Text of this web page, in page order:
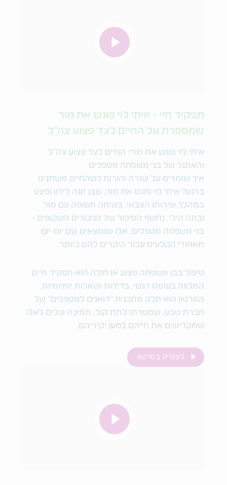
תפקיד חיי - איתי לוי פוגש את מור
שמספרת על החיים לצד פצוע צה"ל
איתי לוי פוגש את מור: החיים לצד פצוע צה"ל
והאתגר של בני משפחה מטפלים
איך שומרים על שגרה והורות כשהחיים משתנים
ברגע? איתי לוי פוגש את מור, שבן זוגה לירון נפצע
במהלך שירותו הצבאי. בשיחה חשופה עם מור
ובתה הילי, נחשף הסיפור של הגיבורים השקופים -
בני משפחה מטפלים, אלו שנמצאים שם יום-יום
מאחורי הקלעים עבור היקרים להם ביותר.
טיפול בבן משפחה פצוע או חולה הוא תפקיד חיים
המלווה בעומס רגשי, בדידות ושאלות יומיומיות.
הסרטון הוא חלק מתכנית "דואגים למטפלים" של
חברת טבע, שמטרתו לתת קול, תמיכה וכלים לאלו
שמקדישים את חייהם למען יקיריהם.
לצפייה בסרטון